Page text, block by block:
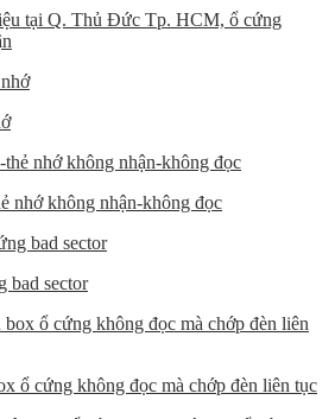
tại Q. Thủ Đức Tp. HCM, ổ cứng
nhớ không nhận-không đọc
bad sector
ổ cứng không đọc mà chớp đèn liên tục